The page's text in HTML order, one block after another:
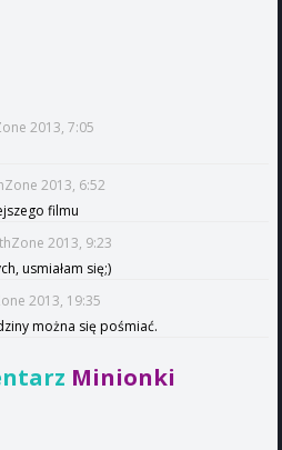
2013, 7:05
2013, 6:52
filmu
2013, 9:23
usmiałam się;)
2013, 19:35
można się pośmiać.
Minionki